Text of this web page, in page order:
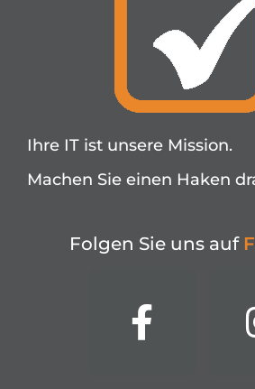
Ihre IT ist unsere Mission.
Machen Sie einen Haken
Folgen Sie uns auf F